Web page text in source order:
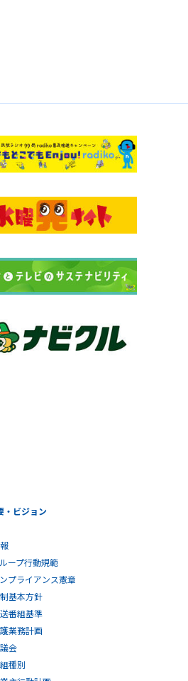
・ビジョン
ープ行動規範
プライアンス憲章
基本方針
番組基準
業務計画
会
種別
業主行動計画